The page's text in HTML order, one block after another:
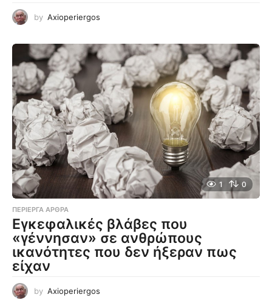
by Axioperiergos
1 0
ΠΕΡΊΕΡΓΑ ΆΡΘΡΑ
Εγκεφαλικές βλάβες που
«γέννησαν» σε ανθρώπους
ικανότητες που δεν ήξεραν πως
είχαν
by Axioperiergos